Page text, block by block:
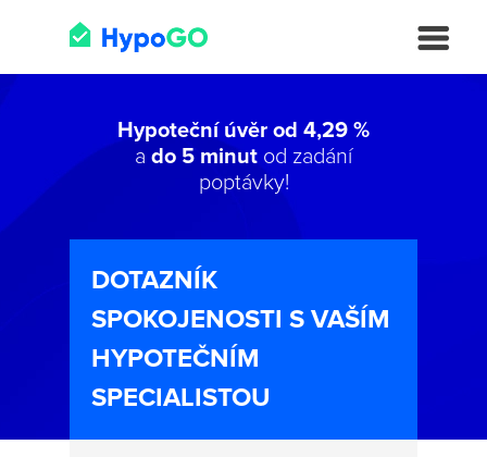
Hypoteční úvěr od 4,29 %
a do 5 minut od zadání
poptávky!
DOTAZNÍK
SPOKOJENOSTI S VAŠÍM
HYPOTEČNÍM
SPECIALISTOU